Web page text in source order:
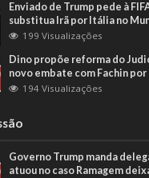
Enviado de Trump pede à
substitua Irã por Itália no
199 Visualizações
Dino propõe reforma do
novo embate com Fachin
194 Visualizações
Governo Trump manda
atuou no caso Ramagem